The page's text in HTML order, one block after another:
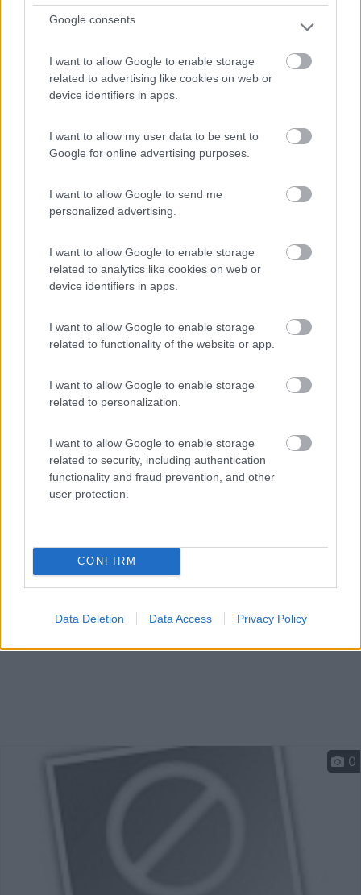
Google consents
I want to allow Google to enable storage
related to advertising like cookies on web or
device identifiers in apps.
I want to allow my user data to be sent to
Google for online advertising purposes.
I want to allow Google to send me
personalized advertising.
I want to allow Google to enable storage
related to analytics like cookies on web or
device identifiers in apps.
I want to allow Google to enable storage
related to functionality of the website or app.
I want to allow Google to enable storage
related to personalization.
I want to allow Google to enable storage
related to security, including authentication
functionality and fraud prevention, and other
user protection.
CONFIRM
Data Deletion Data Access Privacy Policy
C/o agriturismo "Il Glicine" 4 posti a pagamento su
Ostiglia (MN) - 31.8km
via San Romano 40/a
Corte Agricola Monrò
8,6 22
Servizi / Posizione
Ad 1.5 km dal centro storico e dalla fiera, l'azienda agr...
Verona (VR) - 32.5km
0